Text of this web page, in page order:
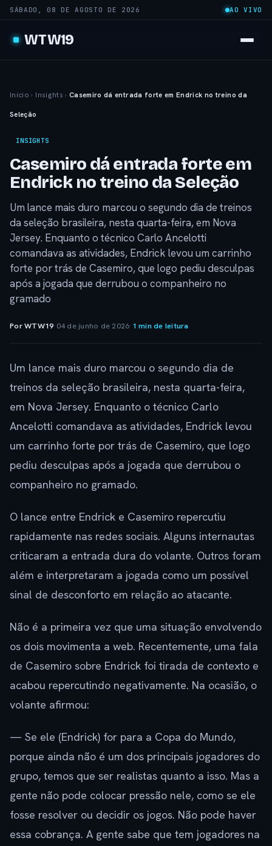
SÁBADO, 08 DE AGOSTO DE 2026 AO VIVO
WTW19
Início › Insights › Casemiro dá entrada forte em Endrick no treino da
Seleção
INSIGHTS
Casemiro dá entrada forte em
Endrick no treino da Seleção
Um lance mais duro marcou o segundo dia de treinos
da seleção brasileira, nesta quarta-feira, em Nova
Jersey. Enquanto o técnico Carlo Ancelotti
comandava as atividades, Endrick levou um carrinho
forte por trás de Casemiro, que logo pediu desculpas
após a jogada que derrubou o companheiro no
gramado
Por WTW19· 04 de junho de 2026· 1 min de leitura
Um lance mais duro marcou o segundo dia de
treinos da seleção brasileira, nesta quarta-feira,
em Nova Jersey. Enquanto o técnico Carlo
Ancelotti comandava as atividades, Endrick levou
um carrinho forte por trás de Casemiro, que logo
pediu desculpas após a jogada que derrubou o
companheiro no gramado.
O lance entre Endrick e Casemiro repercutiu
rapidamente nas redes sociais. Alguns internautas
criticaram a entrada dura do volante. Outros foram
além e interpretaram a jogada como um possível
sinal de desconforto em relação ao atacante.
Não é a primeira vez que uma situação envolvendo
os dois movimenta a web. Recentemente, uma fala
de Casemiro sobre Endrick foi tirada de contexto e
acabou repercutindo negativamente. Na ocasião, o
volante afirmou:
— Se ele (Endrick) for para a Copa do Mundo,
porque ainda não é um dos principais jogadores do
grupo, temos que ser realistas quanto a isso. Mas a
gente não pode colocar pressão nele, como se ele
fosse resolver ou decidir os jogos. Não pode haver
essa cobrança. A gente sabe que tem jogadores na